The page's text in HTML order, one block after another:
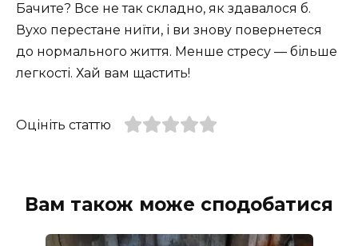
Бачите? Все не так складно, як здавалося б.
Вухо перестане ниїти, і ви знову повернетеся
до нормального життя. Менше стресу — більше
легкості. Хай вам щастить!
Оцініть статтю
Вам також може сподобатися